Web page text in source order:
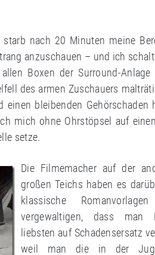
nach 20 Minuten meine
anzuschauen – und ich
Boxen der Surround-
des armen Zuschauers
bleibenden Gehörschaden
mich ohne Ohrstöpsel auf
setze.
Die Filmemacher auf der
großen Teichs haben es
klassische
vergewaltigen, dass man
liebsten auf Schadensersatz
weil man die in der